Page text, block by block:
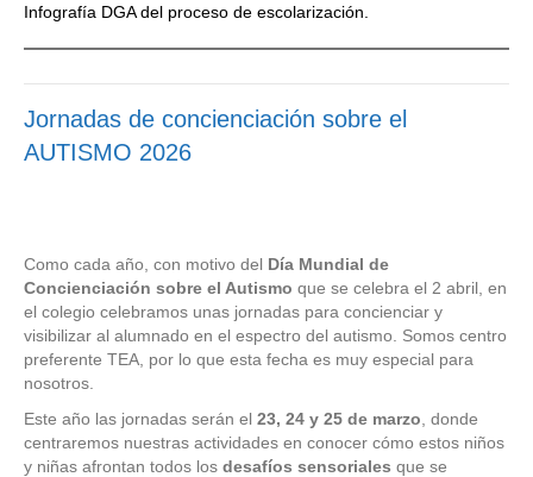
Infografía DGA del proceso de escolarización.
Jornadas de concienciación sobre el
AUTISMO 2026
Como cada año, con motivo del Día Mundial de
Concienciación sobre el Autismo que se celebra el 2 abril, en
el colegio celebramos unas jornadas para concienciar y
visibilizar al alumnado en el espectro del autismo. Somos centro
preferente TEA, por lo que esta fecha es muy especial para
nosotros.
Este año las jornadas serán el 23, 24 y 25 de marzo , donde
centraremos nuestras actividades en conocer cómo estos niños
y niñas afrontan todos los desafíos sensoriales que se